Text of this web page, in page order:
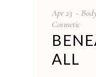
Apr23
Cosmetic
ALL